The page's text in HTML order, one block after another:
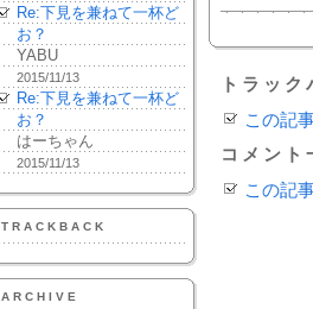
Re:下見を兼ねて一杯ど
お？
YABU
2015/11/13
Re:下見を兼ねて一杯ど
お？
はーちゃん
2015/11/13
TRACKBACK
ARCHIVE
トラッ
この記
コメント
この記